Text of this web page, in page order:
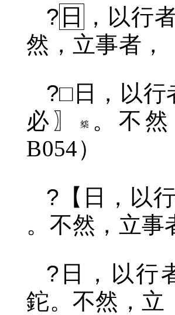
? 日
，以行
然，立事者，
?□日，以行
必〗
。不
B054）
? 【日，以
。不然，立事
? 日，以行
鉈。不然，立